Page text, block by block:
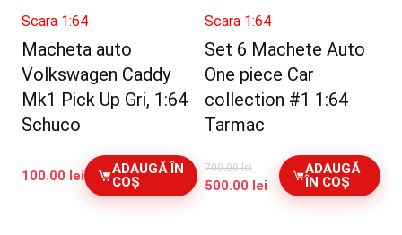
Scara 1:64
Macheta auto
Volkswagen Caddy
Mk1 Pick Up Gri, 1:64
Schuco
100.00 lei
ADAUGĂ ÎN
COȘ
Scara 1:64
Set 6 Machete Auto
One piece Car
collection #1 1:64
Tarmac
700.00lei
Prețul
500.00 lei Prețul
ADAUGĂ
ÎN COȘ